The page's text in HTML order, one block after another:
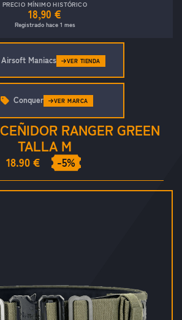
PRECIO MÍNIMO HISTÓRICO
18,90 €
Registrado hace 1 mes
Airsoft Maniacs VER TIENDA
RANGER GREEN
TALLA M
18.90 € -5%
Conquer VER MARCA